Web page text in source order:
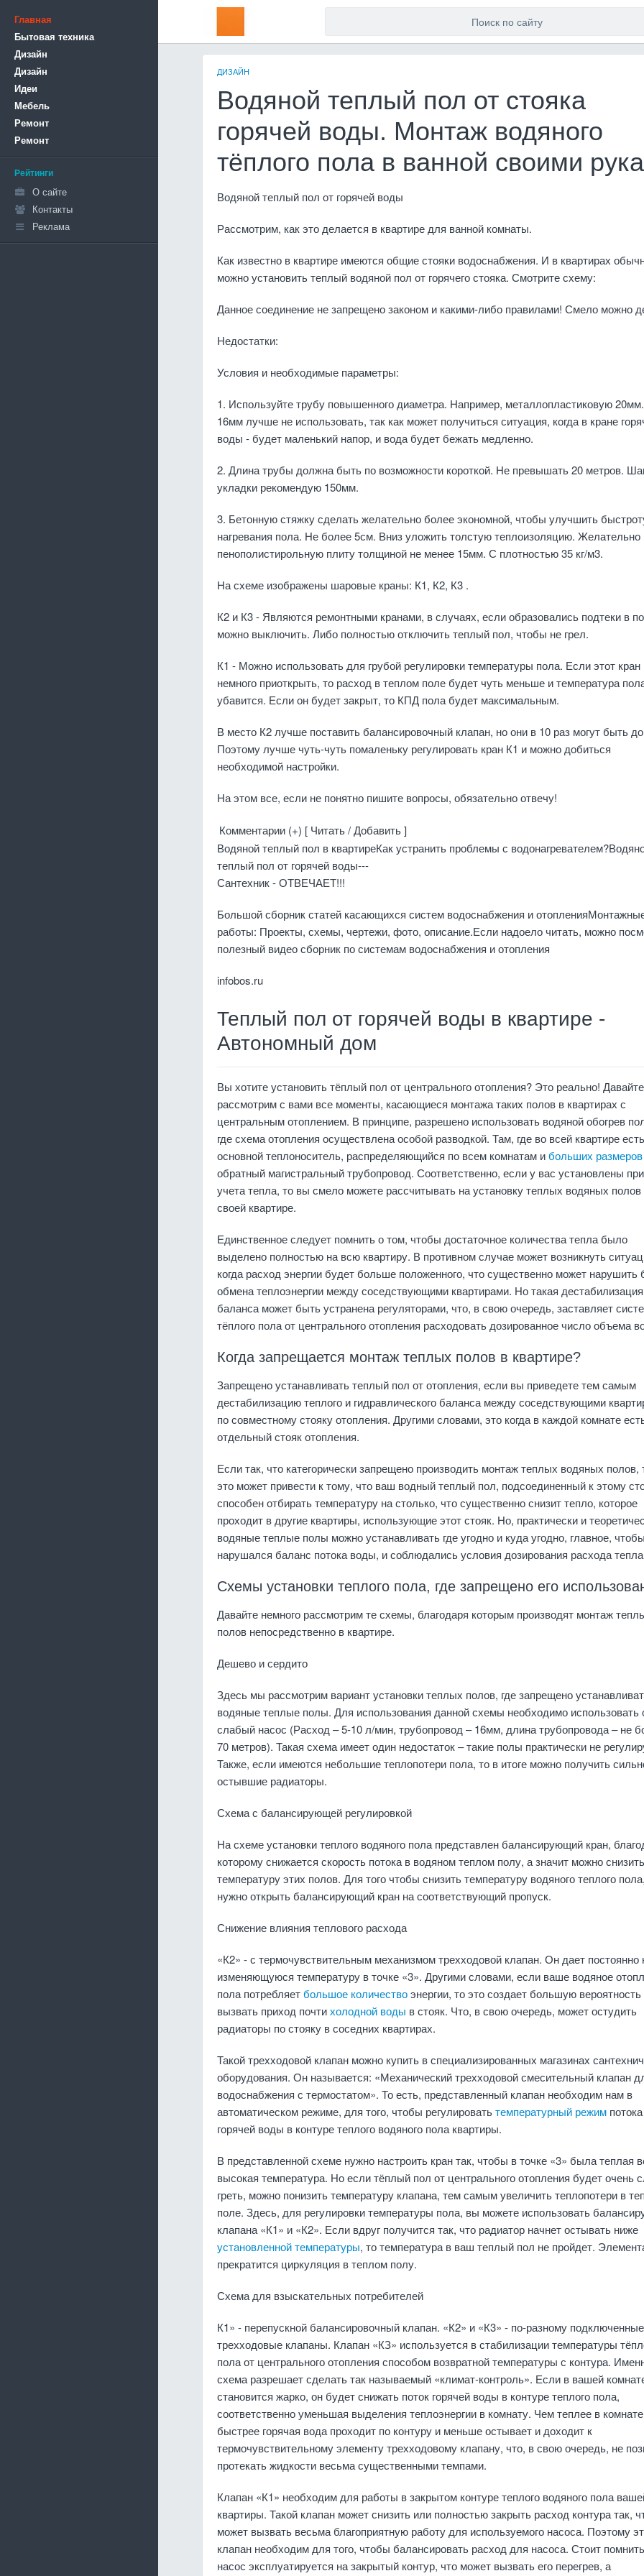
Главная
Бытовая техника
Дизайн
Дизайн
Идеи
Мебель
Ремонт
Ремонт
Рейтинги
О сайте
Контакты
Реклама
ДИЗАЙН
Водяной теплый пол от стояка
горячей воды. Монтаж водяного
тёплого пола в ванной своими
Водяной теплый пол от горячей воды
Рассмотрим, как это делается в квартире для ванной комнаты.
Как известно в квартире имеются общие стояки водоснабжения. И в квартирах
можно установить теплый водяной пол от горячего стояка. Смотрите схему:
Данное соединение не запрещено законом и какими-либо правилами! Смело можно
Недостатки:
Условия и необходимые параметры:
1. Используйте трубу повышенного диаметра. Например, металлопластиковую
16мм лучше не использовать, так как может получиться ситуация, когда в кране
воды - будет маленький напор, и вода будет бежать медленно.
2. Длина трубы должна быть по возможности короткой. Не превышать 20 метров.
укладки рекомендую 150мм.
3. Бетонную стяжку сделать желательно более экономной, чтобы улучшить
нагревания пола. Не более 5см. Вниз уложить толстую теплоизоляцию. Желательно
пенополистирольную плиту толщиной не менее 15мм. С плотностью 35 кг/м3.
На схеме изображены шаровые краны: К1, К2, К3 .
К2 и К3 - Являются ремонтными кранами, в случаях, если образовались подтеки в
можно выключить. Либо полностью отключить теплый пол, чтобы не грел.
К1 - Можно использовать для грубой регулировки температуры пола. Если этот кран
немного приоткрыть, то расход в теплом поле будет чуть меньше и температура
убавится. Если он будет закрыт, то КПД пола будет максимальным.
В место К2 лучше поставить балансировочный клапан, но они в 10 раз могут быть
Поэтому лучше чуть-чуть помаленьку регулировать кран К1 и можно добиться
необходимой настройки.
На этом все, если не понятно пишите вопросы, обязательно отвечу!
Комментарии (+) [ Читать / Добавить ]
Водяной теплый пол в квартиреКак устранить проблемы с
теплый пол от горячей воды---
Сантехник - ОТВЕЧАЕТ!!!
Большой сборник статей касающихся систем водоснабжения и
работы: Проекты, схемы, чертежи, фото, описание.Если надоело читать, можно
полезный видео сборник по системам водоснабжения и отопления
infobos.ru
Теплый пол от горячей воды в квартире -
Автономный дом
Вы хотите установить тёплый пол от центрального отопления? Это реально! Давайте
рассмотрим с вами все моменты, касающиеся монтажа таких полов в квартирах с
центральным отоплением. В принципе, разрешено использовать водяной обогрев
где схема отопления осуществлена особой разводкой. Там, где во всей квартире
основной теплоноситель, распределяющийся по всем комнатам ибольших размеров
обратный магистральный трубопровод. Соответственно, если у вас установлены
учета тепла, то вы смело можете рассчитывать на установку теплых водяных полов
своей квартире.
Единственное следует помнить о том, чтобы достаточное количества тепла было
выделено полностью на всю квартиру. В противном случае может возникнуть
когда расход энергии будет больше положенного, что существенно может нарушить
обмена теплоэнергии между соседствующими квартирами. Но такая дестабилизация
баланса может быть устранена регуляторами, что, в свою очередь, заставляет
тёплого пола от центрального отопления расходовать дозированное число объема
Когда запрещается монтаж теплых полов в квартире?
Запрещено устанавливать теплый пол от отопления, если вы приведете тем самым
дестабилизацию теплого и гидравлического баланса между соседствующими
по совместному стояку отопления. Другими словами, это когда в каждой комнате
отдельный стояк отопления.
Если так, что категорически запрещено производить монтаж теплых водяных полов,
это может привести к тому, что ваш водный теплый пол, подсоединенный к этому
способен отбирать температуру на столько, что существенно снизит тепло, которое
проходит в другие квартиры, использующие этот стояк. Но, практически и
водяные теплые полы можно устанавливать где угодно и куда угодно, главное,
нарушался баланс потока воды, и соблюдались условия дозирования расхода
Схемы установки теплого пола, где запрещено его
Давайте немного рассмотрим те схемы, благодаря которым производят монтаж
полов непосредственно в квартире.
Дешево и сердито
Здесь мы рассмотрим вариант установки теплых полов, где запрещено
водяные теплые полы. Для использования данной схемы необходимо использовать
слабый насос (Расход – 5-10 л/мин, трубопровод – 16мм, длина трубопровода – не
70 метров). Такая схема имеет один недостаток – такие полы практически не
Также, если имеются небольшие теплопотери пола, то в итоге можно получить
остывшие радиаторы.
Схема с балансирующей регулировкой
На схеме установки теплого водяного пола представлен балансирующий кран,
которому снижается скорость потока в водяном теплом полу, а значит можно снизить
температуру этих полов. Для того чтобы снизить температуру водяного теплого пола,
нужно открыть балансирующий кран на соответствующий пропуск.
Снижение влияния теплового расхода
«К2» - с термочувствительным механизмом трехходовой клапан. Он дает постоянно
изменяющуюся температуру в точке «3». Другими словами, если ваше водяное
пола потребляетбольшое количествоэнергии, то это создает большую вероятность
вызвать приход почтихолодной воды в стояк. Что, в свою очередь, может остудить
радиаторы по стояку в соседних квартирах.
Такой трехходовой клапан можно купить в специализированных магазинах
оборудования. Он называется: «Механический трехходовой смесительный клапан
водоснабжения с термостатом». То есть, представленный клапан необходим нам в
автоматическом режиме, для того, чтобы регулироватьтемпературный режим потока
горячей воды в контуре теплого водяного пола квартиры.
В представленной схеме нужно настроить кран так, чтобы в точке «3» была теплая
высокая температура. Но если тёплый пол от центрального отопления будет очень
греть, можно понизить температуру клапана, тем самым увеличить теплопотери в
поле. Здесь, для регулировки температуры пола, вы можете использовать
клапана «К1» и «К2». Если вдруг получится так, что радиатор начнет остывать ниже
установленной температуры, то температура в ваш теплый пол не пройдет.
прекратится циркуляция в теплом полу.
Схема для взыскательных потребителей
К1» - перепускной балансировочный клапан. «К2» и «К3» - по-разному подключенные
трехходовые клапаны. Клапан «КЗ» используется в стабилизации температуры
пола от центрального отопления способом возвратной температуры с контура.
схема разрешает сделать так называемый «климат-контроль». Если в вашей
становится жарко, он будет снижать поток горячей воды в контуре теплого пола,
соответственно уменьшая выделения теплоэнергии в комнату. Чем теплее в
быстрее горячая вода проходит по контуру и меньше остывает и доходит к
термочувствительному элементу трехходовому клапану, что, в свою очередь, не
протекать жидкости весьма существенными темпами.
Клапан «К1» необходим для работы в закрытом контуре теплого водяного пола
квартиры. Такой клапан может снизить или полностью закрыть расход контура так,
может вызвать весьма благоприятную работу для используемого насоса. Поэтому
клапан необходим для того, чтобы балансировать расход для насоса. Стоит
насос эксплуатируется на закрытый контур, что может вызвать его перегрев, а